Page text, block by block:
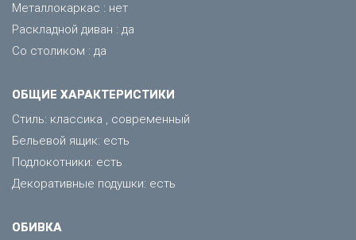
Металлокаркас : нет
Раскладной диван : да
Со столиком : да
ОБЩИЕ ХАРАКТЕРИСТИКИ
Стиль: классика , современный
Бельевой ящик: есть
Подлокотники: есть
Декоративные подушки: есть
ОБИВКА